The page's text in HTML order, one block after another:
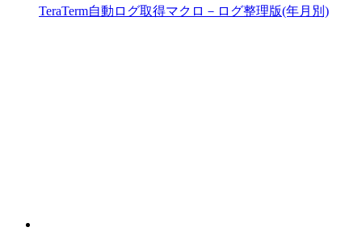
TeraTerm自動ログ取得マクロ－ログ整理版(年月別)